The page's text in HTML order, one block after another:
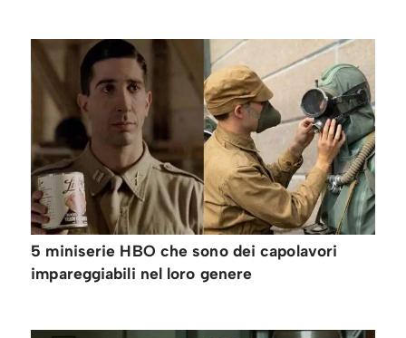
5 miniserie HBO che sono dei capolavori
impareggiabili nel loro genere